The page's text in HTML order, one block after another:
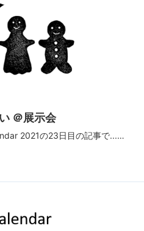
＠展示会
2021の23日目の記事で...…